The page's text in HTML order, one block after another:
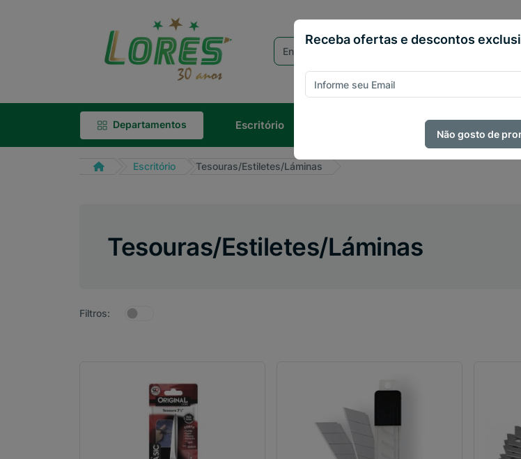
Departamentos Escritório Limpeza
Escritório Tesouras/Estiletes/Láminas
Tesouras/Estiletes/Láminas
Filtros:
Receba ofertas e descontos
Não gosto de